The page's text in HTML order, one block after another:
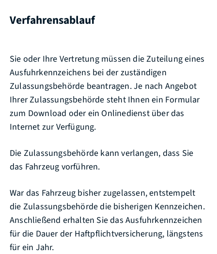
Verfahrensablauf
Sie oder Ihre Vertretung müssen die Zuteilung eines
Ausfuhrkennzeichens bei der zuständigen
Zulassungsbehörde beantragen. Je nach Angebot
Ihrer Zulassungsbehörde steht Ihnen ein Formular
zum Download oder ein Onlinedienst über das
Internet zur Verfügung.
Die Zulassungsbehörde kann verlangen, dass Sie
das Fahrzeug vorführen.
War das Fahrzeug bisher zugelassen, entstempelt
die Zulassungsbehörde die bisherigen Kennzeichen.
Anschließend erhalten Sie das Ausfuhrkennzeichen
für die Dauer der Haftpflichtversicherung, längstens
für ein Jahr.